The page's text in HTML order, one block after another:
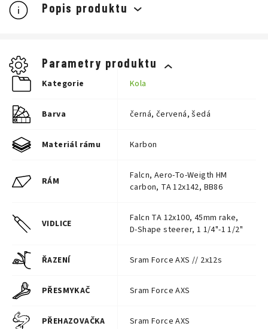
Popis produktu
XXS
150–160 cm
160–168 cm
S
168–175 cm
M
182–190 cm
XL
190–198 cm
Parametry produktu
Kategorie Kola
Barva černá, červená, šedá
Materiál rámu Karbon
RÁM
Falcn, Aero-To-Weigth HM
carbon, TA 12x142, BB86
VIDLICE
Falcn TA 12x100, 45mm rake,
D-Shape steerer, 1 1/4"-1 1/2"
ŘAZENÍ Sram Force AXS // 2x12s
PŘESMYKAČ Sram Force AXS
PŘEHAZOVAČKA Sram Force AXS